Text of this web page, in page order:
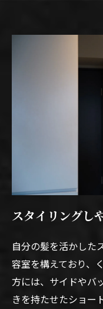
スタイリングし
自分の髪を活かした
容室を構えており、
方には、サイドやバ
きを持たせたショー